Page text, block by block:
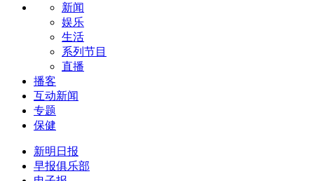
新闻
娱乐
生活
系列节目
直播
播客
互动新闻
专题
保健
新明日报
早报俱乐部